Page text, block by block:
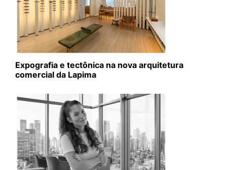
Expografia e tectônica na nova arquitetura
comercial da Lapima